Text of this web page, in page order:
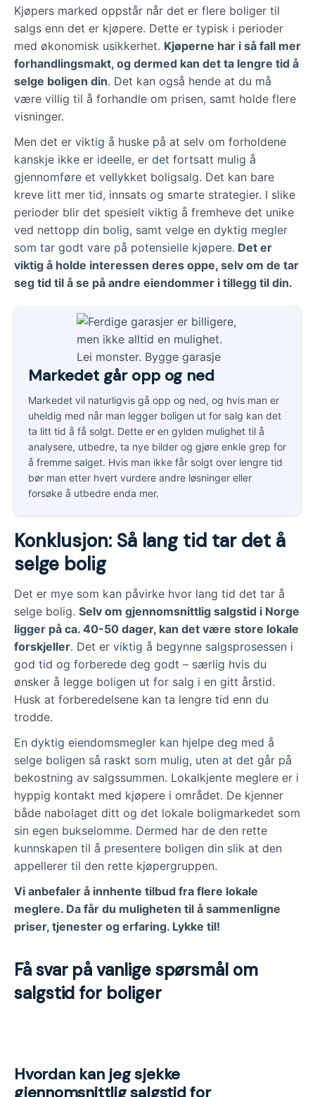
Kjøpers marked oppstår når det er flere boliger til
salgs enn det er kjøpere. Dette er typisk i perioder
med økonomisk usikkerhet. Kjøperne har i så fall mer
forhandlingsmakt, og dermed kan det ta lengre tid å
selge boligen din. Det kan også hende at du må
være villig til å forhandle om prisen, samt holde flere
visninger.
Men det er viktig å huske på at selv om forholdene
kanskje ikke er ideelle, er det fortsatt mulig å
gjennomføre et vellykket boligsalg. Det kan bare
kreve litt mer tid, innsats og smarte strategier. I slike
perioder blir det spesielt viktig å fremheve det unike
ved nettopp din bolig, samt velge en dyktig megler
som tar godt vare på potensielle kjøpere. Det er
viktig å holde interessen deres oppe, selv om de tar
seg tid til å se på andre eiendommer i tillegg til din.
Markedet går opp og ned
Markedet vil naturligvis gå opp og ned, og hvis man er
uheldig med når man legger boligen ut for salg kan det
ta litt tid å få solgt. Dette er en gylden mulighet til å
analysere, utbedre, ta nye bilder og gjøre enkle grep for
å fremme salget. Hvis man ikke får solgt over lengre tid
bør man etter hvert vurdere andre løsninger eller
forsøke å utbedre enda mer.
Konklusjon: Så lang tid tar det å
selge bolig
Det er mye som kan påvirke hvor lang tid det tar å
selge bolig. Selv om gjennomsnittlig salgstid i Norge
ligger på ca. 40-50 dager, kan det være store lokale
forskjeller. Det er viktig å begynne salgsprosessen i
god tid og forberede deg godt – særlig hvis du
ønsker å legge boligen ut for salg i en gitt årstid.
Husk at forberedelsene kan ta lengre tid enn du
trodde.
En dyktig eiendomsmegler kan hjelpe deg med å
selge boligen så raskt som mulig, uten at det går på
bekostning av salgssummen. Lokalkjente meglere er i
hyppig kontakt med kjøpere i området. De kjenner
både nabolaget ditt og det lokale boligmarkedet som
sin egen bukselomme. Dermed har de den rette
kunnskapen til å presentere boligen din slik at den
appellerer til den rette kjøpergruppen.
Vi anbefaler å innhente tilbud fra flere lokale
meglere. Da får du muligheten til å sammenligne
priser, tjenester og erfaring. Lykke til!
Få svar på vanlige spørsmål om
salgstid for boliger
Hvordan kan jeg sjekke
gjennomsnittlig salgstid for